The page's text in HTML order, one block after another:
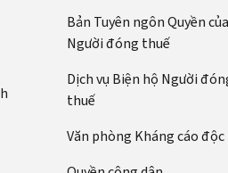
Bản Tuyên ngôn Quyền của
Người đóng thuế
Dịch vụ Biện hộ Người
thuế
Văn phòng Kháng cáo độc